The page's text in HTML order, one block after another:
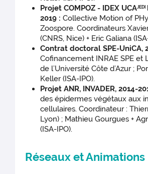
Projet COMPOZ - IDEX UCAJEDI
2019 : Collective Motion of
Zoospore. Coordinateurs
(CNRS, Nice) + Eric Galiana
Contrat doctoral SPE-UniCA,
Cofinancement INRAE SPE et
de l’Université Côte d’Azur ;
Keller (ISA-IPO).
Projet ANR, INVADER, 2014-
des épidermes végétaux aux
cellulaires. Coordinateur :
Lyon) ; Mathieu Gourgues +
(ISA-IPO).
Réseaux et Animations